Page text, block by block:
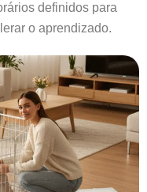
definidos para
o aprendizado.